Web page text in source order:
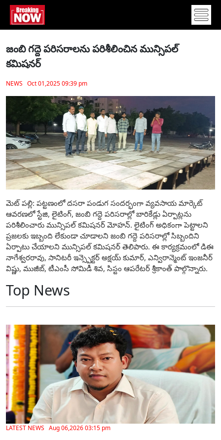
జంబి గద్దె పరిసరాలను పరిశీలించిన మున్సిపల్
కమిషనర్
NEWS Oct 01,2025 09:39 pm
మెట్ పల్లి: పట్టణంలో దసరా పండుగ సందర్భంగా వ్యవసాయ మార్కెట్
ఆవరణలో స్టేజి, లైటింగ్, జంబి గద్దె పరిసరాల్లో బారికేడ్లు ఏర్పాట్లను
పరిశీలించారు మున్సిపల్ కమిషనర్ మోహన్. లైటింగ్ అధికంగా పెట్టాలని
ప్రజలకు ఇబ్బంది లేకుండా చూడాలని జంబి గద్దె పరిసరాల్లో సిబ్బందిని
ఏర్పాటు చేయాలని మున్సిపల్ కమిషనర్ తెలిపారు. ఈ కార్యక్రమంలో డిఈ
నాగేశ్వరరావు, సానిటరీ ఇన్స్పెక్టర్ అక్షయ్ కుమార్, ఎన్విరాన్మెంట్ ఇంజనీర్
విష్ణు, ముజీబ్, టీఎంసీ సోమిడీ శివ, సిస్టం ఆపరేటర్ శ్రీకాంత్ పాల్గొన్నారు.
Top News
LATEST NEWS Aug 06,2026 03:15 pm